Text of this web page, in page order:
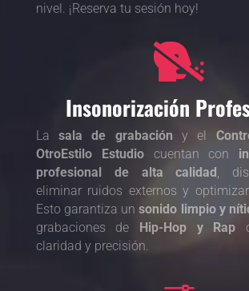
nivel. ¡Reserva tu sesión hoy!

Insonorización
Lasala de grabación y el
OtroEstilo Estudiocuentan con
profesional de alta calidad,
eliminar ruidos externos y
Esto garantiza unsonido limpio y
grabaciones de Hip-Hop y Rap
claridad y precisión.